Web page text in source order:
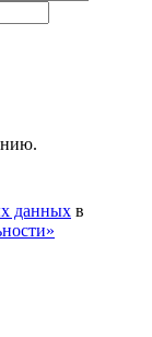
данных в